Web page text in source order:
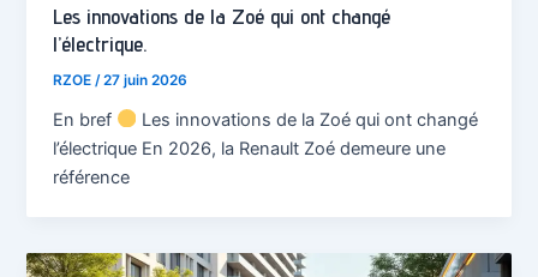
Les innovations de la Zoé qui ont changé
l’électrique.
RZOE /27 juin 2026
En bref
Les innovations de la Zoé qui ont changé
l’électrique En 2026, la Renault Zoé demeure une
référence